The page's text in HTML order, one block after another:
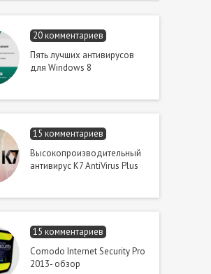
20 комментариев
Пять лучших антивирусов
для Windows 8
15 комментариев
Высокопроизводительный
антивирус K7 AntiVirus Plus
15 комментариев
Comodo Internet Security Pro
2013- обзор